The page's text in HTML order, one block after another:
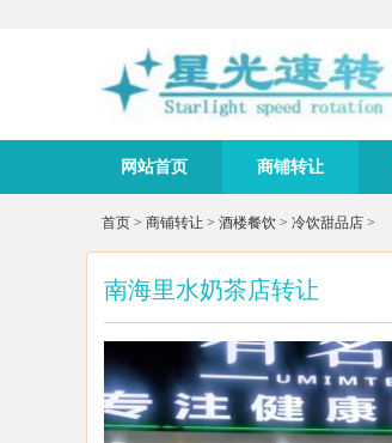
网站首页 商铺转让
首页> 商铺转让> 酒楼餐饮> 冷饮甜品店>
南海里水奶茶店转让